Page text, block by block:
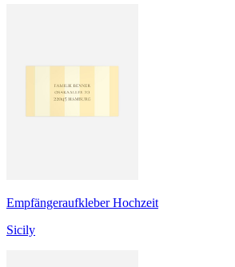
Empfängeraufkleber Hochzeit
Sicily